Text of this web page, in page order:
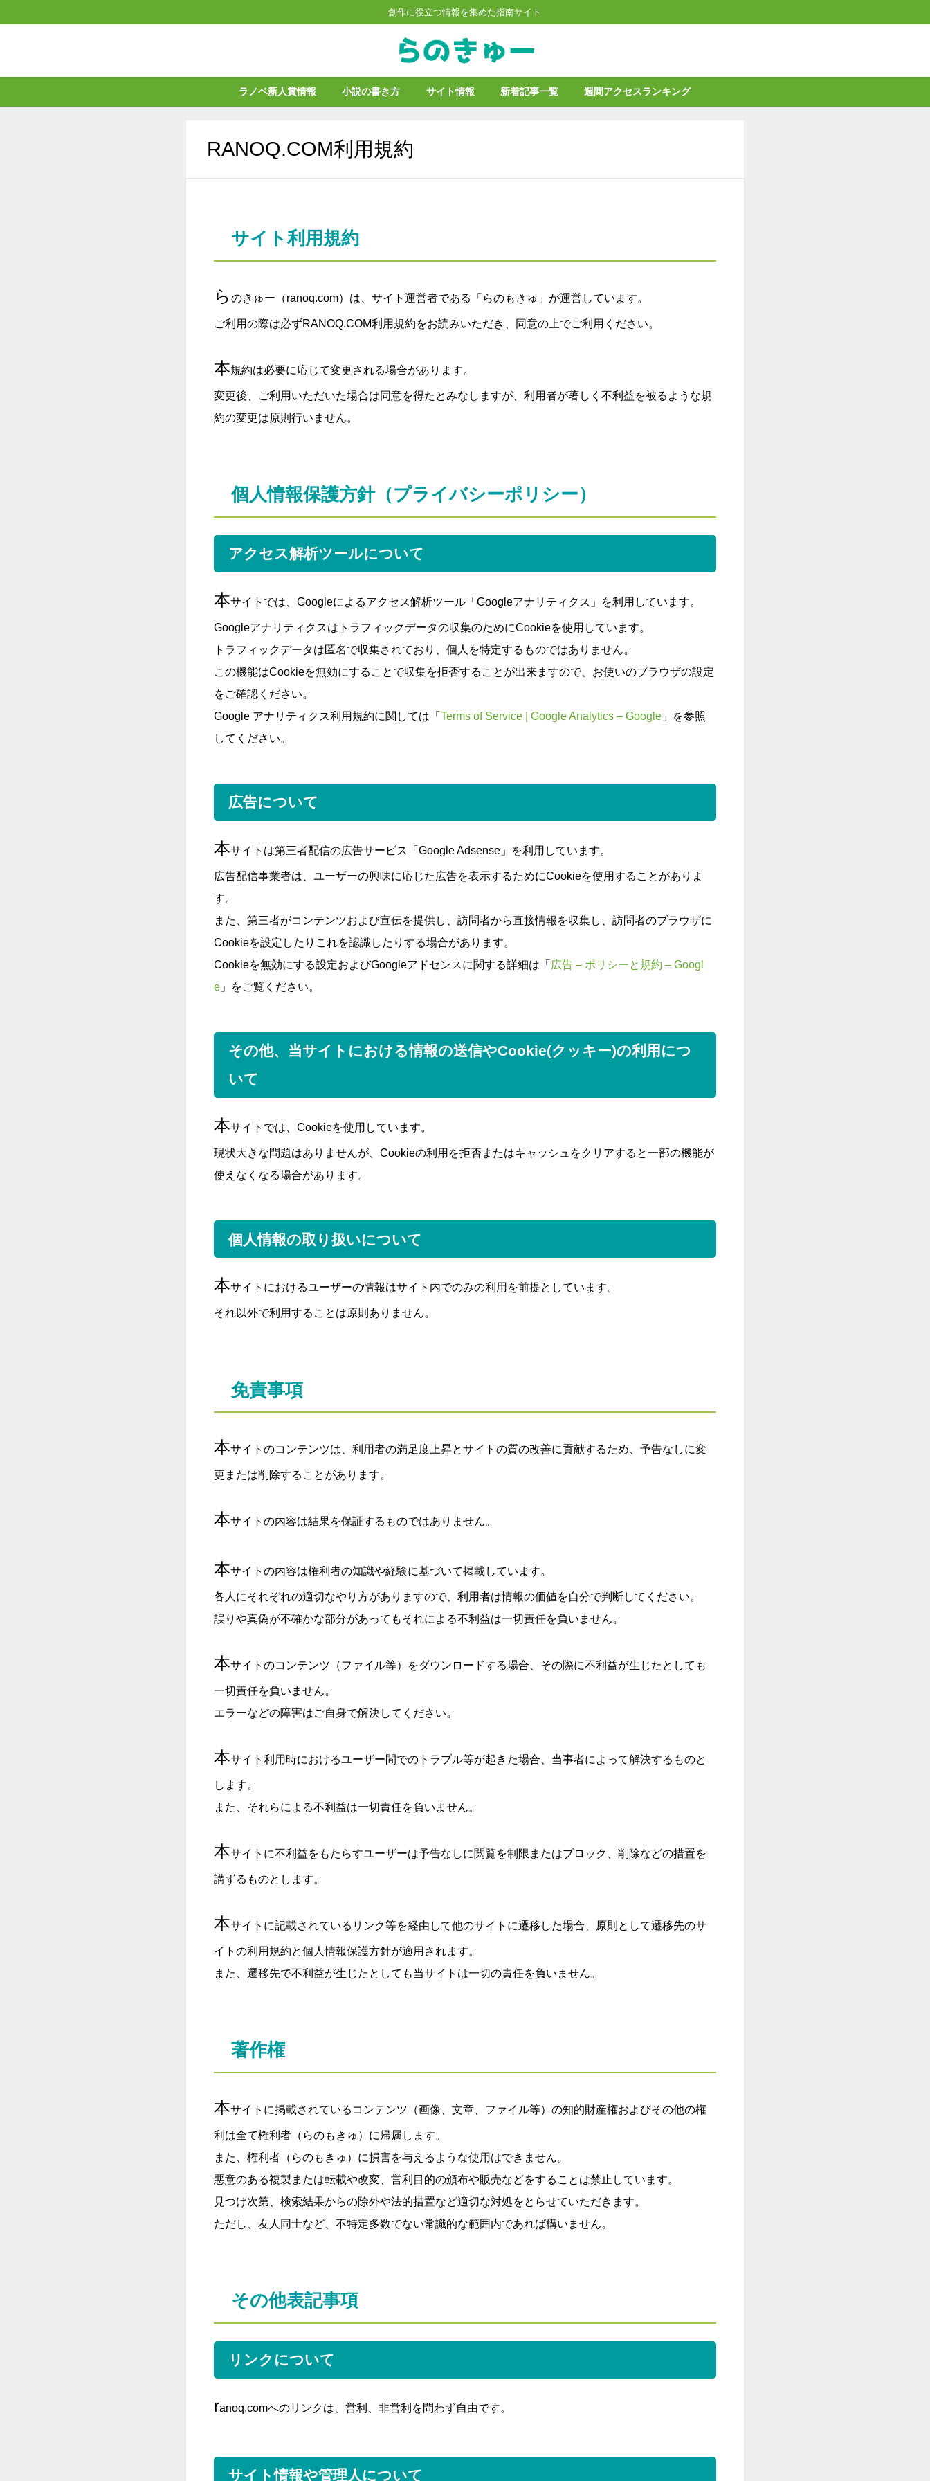
創作に役立つ情報を集めた指南サイト
ラノベ新人賞情報 小説の書き方 サイト情報 新着記事一覧 週間アクセスランキング
RANOQ.COM利用規約
サイト利用規約
ら のきゅー（ranoq.com）は、サイト運営者である「らのもきゅ」が運営しています。
ご利用の際は必ずRANOQ.COM利用規約をお読みいただき、同意の上でご利用ください。
本規約は必要に応じて変更される場合があります。
変更後、ご利用いただいた場合は同意を得たとみなしますが、利用者が著しく不利益を被るような規
約の変更は原則行いません。
個人情報保護方針（プライバシーポリシー）
アクセス解析ツールについて
本サイトでは、Googleによるアクセス解析ツール「Googleアナリティクス」を利用しています。
Googleアナリティクスはトラフィックデータの収集のためにCookieを使用しています。
トラフィックデータは匿名で収集されており、個人を特定するものではありません。
この機能はCookieを無効にすることで収集を拒否することが出来ますので、お使いのブラウザの設定
をご確認ください。
Google アナリティクス利用規約に関しては「 Terms of Service | Google Analytics – Google」を参照
してください。
広告について
本サイトは第三者配信の広告サービス「Google Adsense」を利用しています。
広告配信事業者は、ユーザーの興味に応じた広告を表示するためにCookieを使用することがありま
す。
また、第三者がコンテンツおよび宣伝を提供し、訪問者から直接情報を収集し、訪問者のブラウザに
Cookieを設定したりこれを認識したりする場合があります。
Cookieを無効にする設定およびGoogleアドセンスに関する詳細は「 広告 – ポリシーと規約 – Googl
e」をご覧ください。
その他、当サイトにおける情報の送信やCookie(クッキー)の利用につ
いて
本サイトでは、Cookieを使用しています。
現状大きな問題はありませんが、Cookieの利用を拒否またはキャッシュをクリアすると一部の機能が
使えなくなる場合があります。
個人情報の取り扱いについて
本サイトにおけるユーザーの情報はサイト内でのみの利用を前提としています。
それ以外で利用することは原則ありません。
免責事項
本サイトのコンテンツは、利用者の満足度上昇とサイトの質の改善に貢献するため、予告なしに変
更または削除することがあります。
本サイトの内容は結果を保証するものではありません。
本サイトの内容は権利者の知識や経験に基づいて掲載しています。
各人にそれぞれの適切なやり方がありますので、利用者は情報の価値を自分で判断してください。
誤りや真偽が不確かな部分があってもそれによる不利益は一切責任を負いません。
本サイトのコンテンツ（ファイル等）をダウンロードする場合、その際に不利益が生じたとしても
一切責任を負いません。
エラーなどの障害はご自身で解決してください。
本サイト利用時におけるユーザー間でのトラブル等が起きた場合、当事者によって解決するものと
します。
また、それらによる不利益は一切責任を負いません。
本サイトに不利益をもたらすユーザーは予告なしに閲覧を制限またはブロック、削除などの措置を
講ずるものとします。
本サイトに記載されているリンク等を経由して他のサイトに遷移した場合、原則として遷移先のサ
イトの利用規約と個人情報保護方針が適用されます。
また、遷移先で不利益が生じたとしても当サイトは一切の責任を負いません。
著作権
本サイトに掲載されているコンテンツ（画像、文章、ファイル等）の知的財産権およびその他の権
利は全て権利者（らのもきゅ）に帰属します。
また、権利者（らのもきゅ）に損害を与えるような使用はできません。
悪意のある複製または転載や改変、営利目的の頒布や販売などをすることは禁止しています。
見つけ次第、検索結果からの除外や法的措置など適切な対処をとらせていただきます。
ただし、友人同士など、不特定多数でない常識的な範囲内であれば構いません。
その他表記事項
リンクについて
ranoq.comへのリンクは、営利、非営利を問わず自由です。
サイト情報や管理人について